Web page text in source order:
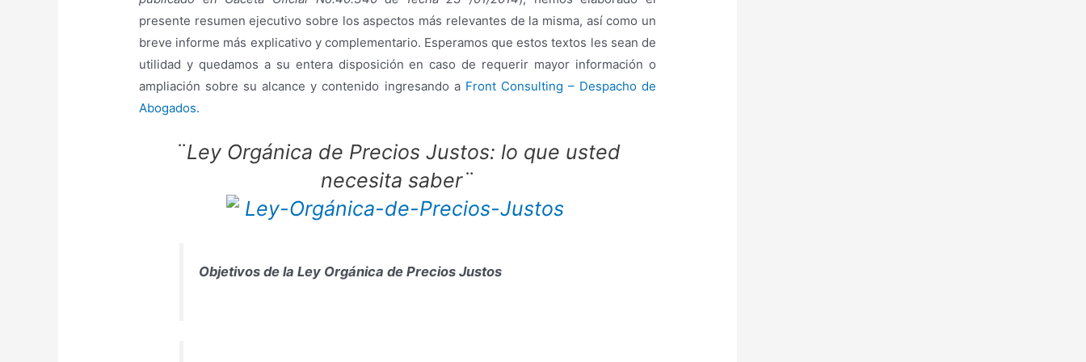
presente resumen ejecutivo sobre los aspectos más relevantes de la misma, así como un
breve informe más explicativo y complementario. Esperamos que estos textos les sean de
utilidad y quedamos a su entera disposición en caso de requerir mayor información o
ampliación sobre su alcance y contenido ingresando a Front Consulting – Despacho de
Abogados.
¨Ley Orgánica de Precios Justos: lo que usted
necesita saber¨
Objetivos de la Ley Orgánica de Precios Justos